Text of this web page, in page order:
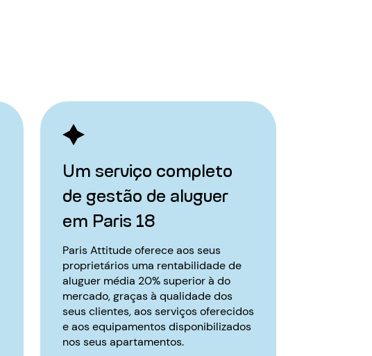
Um serviço completo
de gestão de aluguer
em Paris 18
Paris Attitude oferece aos seus
proprietários uma rentabilidade de
aluguer média 20% superior à do
mercado, graças à qualidade dos
seus clientes, aos serviços oferecidos
e aos equipamentos disponibilizados
nos seus apartamentos.